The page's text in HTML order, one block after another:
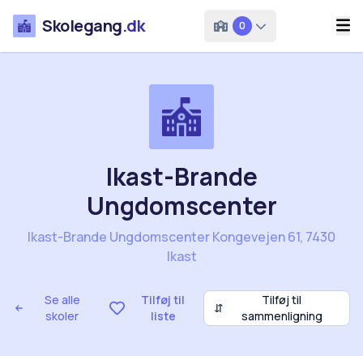
Skolegang.dk 0
Se alle
skoler
Tilføj til
liste
⇵
Tilføj til
sammenligning
Ikast-Brande
Ungdomscenter
Ikast-Brande Ungdomscenter Kongevejen 61, 7430
Ikast